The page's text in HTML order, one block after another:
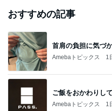
おすすめの記事
首肩の負担に気づ
Amebaトピックス 1
ご飯をおかわりし
Amebaトピックス 1